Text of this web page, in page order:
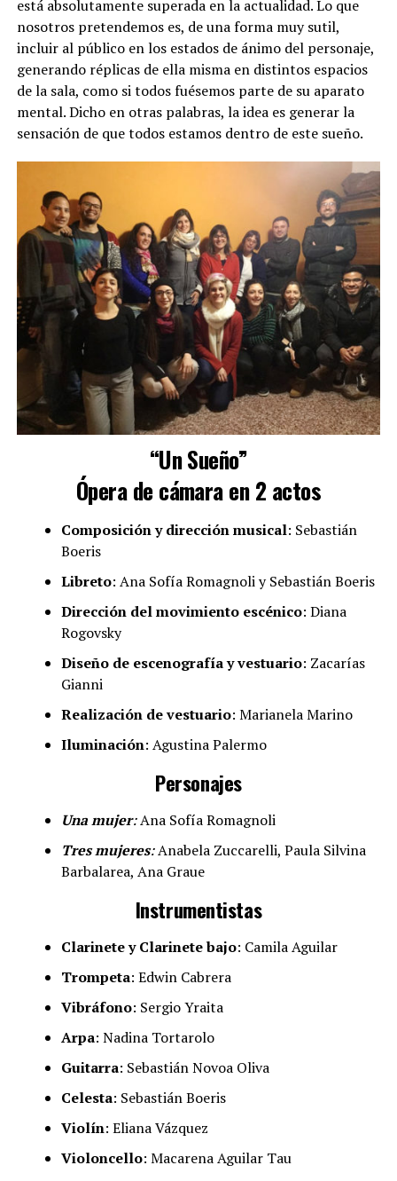
está absolutamente superada en la actualidad. Lo que
nosotros pretendemos es, de una forma muy sutil,
incluir al público en los estados de ánimo del personaje,
generando réplicas de ella misma en distintos espacios
de la sala, como si todos fuésemos parte de su aparato
mental. Dicho en otras palabras, la idea es generar la
sensación de que todos estamos dentro de este sueño.
“Un Sueño”
Ópera de cámara en 2 actos
Composición y dirección musical: Sebastián
Boeris
Libreto: Ana Sofía Romagnoli y Sebastián Boeris
Dirección del movimiento escénico: Diana
Rogovsky
Diseño de escenografía y vestuario: Zacarías
Gianni
Realización de vestuario: Marianela Marino
Iluminación: Agustina Palermo
Personajes
Una mujer:Ana Sofía Romagnoli
Tres mujeres:Anabela Zuccarelli, Paula Silvina
Barbalarea, Ana Graue
Instrumentistas
Clarinete y Clarinete bajo: Camila Aguilar
Trompeta: Edwin Cabrera
Vibráfono: Sergio Yraita
Arpa: Nadina Tortarolo
Guitarra: Sebastián Novoa Oliva
Celesta: Sebastián Boeris
Violín: Eliana Vázquez
Violoncello: Macarena Aguilar Tau